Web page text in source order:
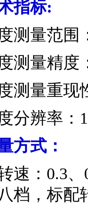
指标:
测量范围
测量精度
测量重现
分辨率：1
方式：
速：0.3
档，标配